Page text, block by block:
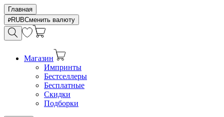
Главная
RUBСменить валюту
Магазин
Импринты
Бестселлеры
Бесплатные
Скидки
Подборки